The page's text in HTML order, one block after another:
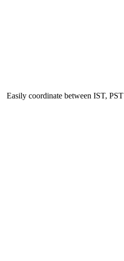
Easily coordinate between IST, PST